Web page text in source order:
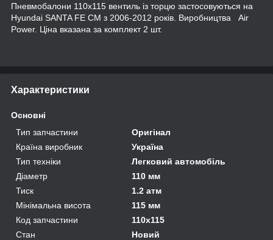
Пневмобалони 110x115 вентиль із торцю застосовуються на
Hyundai SANTA FE CM з 2006-2012 років. Виробництва Air
Power. Ціна вказана за комплект 2 шт.
Характеристики
Основні
Тип запчастини
Оригінал
Країна виробник
Україна
Тип техніки
Легковий автомобіль
Діаметр
110 мм
Тиск
1.2 атм
Мінімальна висота
115 мм
Код запчастини
110x115
Стан
Новий